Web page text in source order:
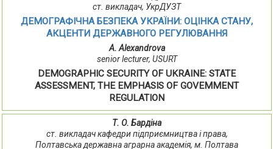
ст. викладач, УкрДУЗТ
ДЕМОГРАФІЧНА БЕЗПЕКА УКРАЇНИ: ОЦІНКА СТАНУ,
АКЦЕНТИ ДЕРЖАВНОГО РЕГУЛЮВАННЯ
A. Alexandrova
senior lecturer, USURT
DEMOGRAPHIC SECURITY OF UKRAINE: STATE
ASSESSMENT, THE EMPHASIS OF GOVEMMENT
REGULATION
Т. О. Бардіна
ст. викладач кафедри підприємництва і права,
Полтавська державна аграрна академія, м. Полтава